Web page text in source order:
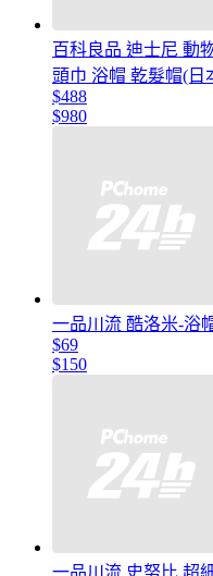
百科良品 迪士尼 動
頭巾 浴帽 乾髮帽(日
$488
$980
一品川流 酷洛米-浴
$69
$150